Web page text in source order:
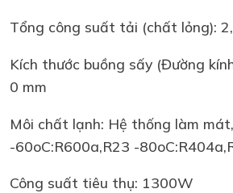
Tổng công suất tải (chất lỏng):
Kích thước buồng sấy (Đường
0 mm
Môi chất lạnh: Hệ thống làm mát,
-60oC:R600a,R23 -
Công suất tiêu thụ: 1300W